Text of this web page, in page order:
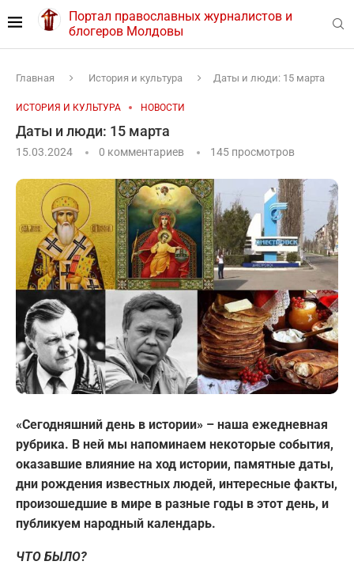
Портал православных журналистов и
блогеров Молдовы
Главная История и культура Даты и люди: 15 марта
ИСТОРИЯ И КУЛЬТУРА НОВОСТИ
Даты и люди: 15 марта
15.03.2024 0 комментариев 145 просмотров
«Сегодняшний день в истории» – наша ежедневная
рубрика. В ней мы напоминаем некоторые события,
оказавшие влияние на ход истории, памятные даты,
дни рождения известных людей, интересные факты,
произошедшие в мире в разные годы в этот день, и
публикуем народный календарь.
ЧТО БЫЛО?